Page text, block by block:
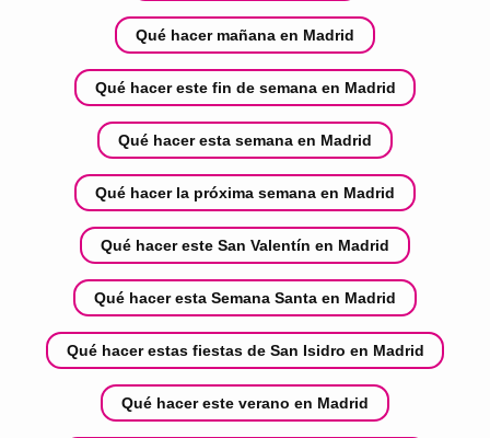
Qué hacer mañana en Madrid
Qué hacer este fin de semana en Madrid
Qué hacer esta semana en Madrid
Qué hacer la próxima semana en Madrid
Qué hacer este San Valentín en Madrid
Qué hacer esta Semana Santa en Madrid
Qué hacer estas fiestas de San Isidro en Madrid
Qué hacer este verano en Madrid